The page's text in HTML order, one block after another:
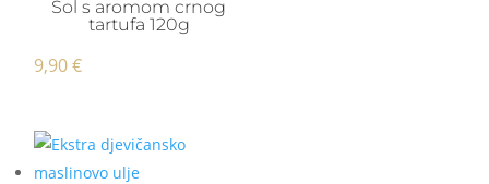
Sol s aromom crnog
tartufa 120g
9,90€